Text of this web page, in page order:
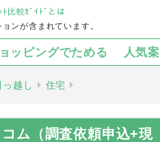
ﾄ比較ｶﾞｲﾄﾞとは
ンが含まれています。
ッピングでためる 人気
越し 住宅
ム（調査依頼申込+現